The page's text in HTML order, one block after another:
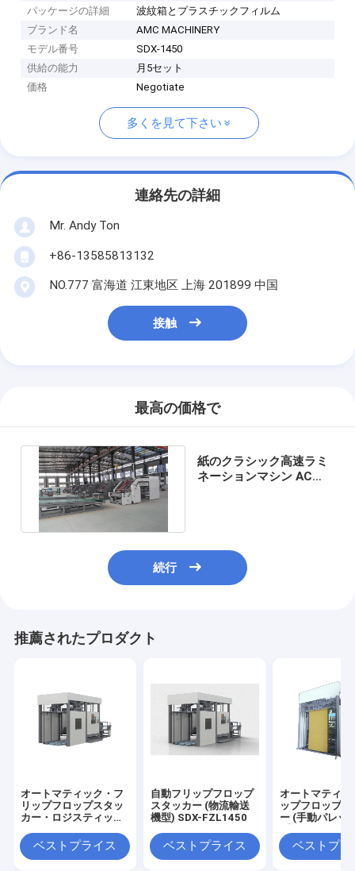
パッケージの詳細
波紋箱とプラスチックフィルム
ブランド名
AMC MACHINERY
モデル番号
SDX-1450
供給の能力
月5セット
価格
Negotiate
多くを見て下さい
連絡先の詳細
Mr. Andy Ton
+86-13585813132
NO.777 富海道 江東地区 上海 201899 中国
接触
最高の価格で
紙のクラシック高速ラミ
ネーションマシン AC
続行
推薦されたプロダクト
オートマティック・フ
リップフロップスタッ
カー・ロジスティッ
SDX-FZL1650
ベストプライス
自動フリップフロップ
スタッカー (物流輸送
機型) SDX-FZL1450
ベストプライス
オートマティッ
ップフロップス
ー (手動パレッ
ベストプラ